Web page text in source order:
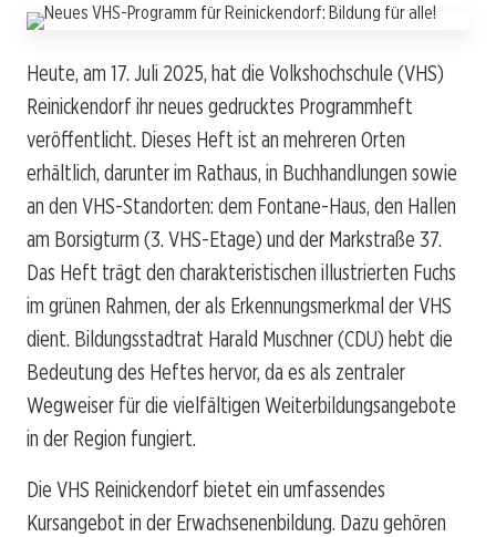
Heute, am 17. Juli 2025, hat die Volkshochschule (VHS)
Reinickendorf ihr neues gedrucktes Programmheft
veröffentlicht. Dieses Heft ist an mehreren Orten
erhältlich, darunter im Rathaus, in Buchhandlungen sowie
an den VHS-Standorten: dem Fontane-Haus, den Hallen
am Borsigturm (3. VHS-Etage) und der Markstraße 37.
Das Heft trägt den charakteristischen illustrierten Fuchs
im grünen Rahmen, der als Erkennungsmerkmal der VHS
dient. Bildungsstadtrat Harald Muschner (CDU) hebt die
Bedeutung des Heftes hervor, da es als zentraler
Wegweiser für die vielfältigen Weiterbildungsangebote
in der Region fungiert.
Die VHS Reinickendorf bietet ein umfassendes
Kursangebot in der Erwachsenenbildung. Dazu gehören